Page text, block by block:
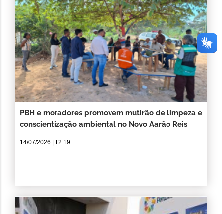
PBH e moradores promovem mutirão de limpeza e
conscientização ambiental no Novo Aarão Reis
14/07/2026 | 12:19